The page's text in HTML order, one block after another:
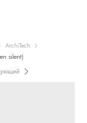
ArchiTech
silent)